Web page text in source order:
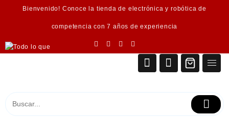
Bienvenido! Conoce la tienda de electrónica y robótica de
competencia con 7 años de experiencia